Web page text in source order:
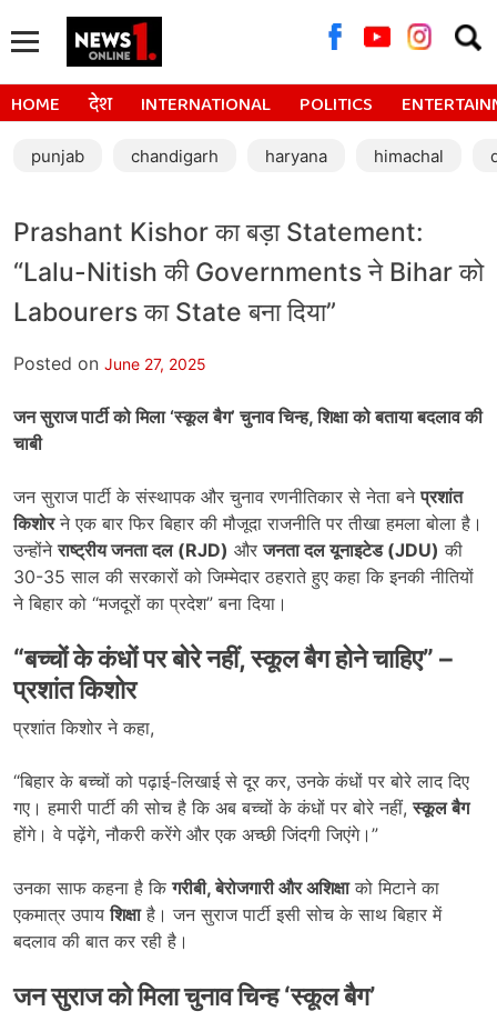
for:
HOME देश INTERNATIONAL POLITICS
punjab chandigarh haryana himachal
Prashant Kishor का बड़ा Statement:
“Lalu-Nitish की Governments ने Bihar को
Labourers का State बना दिया”
Posted on June 27, 2025
जन सुराज पार्टी को मिला ‘स्कूल बैग’चुनाव चिन्ह,शिक्षा को बताया बदलाव की
चाबी
जन सुराज पार्टी के संस्थापक और चुनाव रणनीतिकार से नेता बनेप्रशांत
किशोरने एक बार फिर बिहार की मौजूदा राजनीति पर तीखा हमला बोला है।
उन्होंनेराष्ट्रीय जनता दल (RJD) औरजनता दल यूनाइटेड (JDU) की
30-35 साल की सरकारों को जिम्मेदार ठहराते हुए कहा कि इनकी नीतियों
ने बिहार को “मजदूरों का प्रदेश” बना दिया।
“बच्चों के कंधों पर बोरे नहीं,स्कूल बैग होने चाहिए” –
प्रशांत किशोर
प्रशांत किशोर ने कहा,
“बिहार के बच्चों को पढ़ाई-लिखाई से दूर कर, उनके कंधों पर बोरे लाद दिए
गए। हमारी पार्टी की सोच है कि अब बच्चों के कंधों पर बोरे नहीं,स्कूल बैग
होंगे। वे पढ़ेंगे, नौकरी करेंगे और एक अच्छी जिंदगी जिएंगे।”
उनका साफ कहना है किगरीबी,बेरोजगारी और अशिक्षाको मिटाने का
एकमात्र उपायशिक्षाहै। जन सुराज पार्टी इसी सोच के साथ बिहार में
बदलाव की बात कर रही है।
जन सुराज को मिला चुनाव चिन्ह ‘स्कूल बैग’